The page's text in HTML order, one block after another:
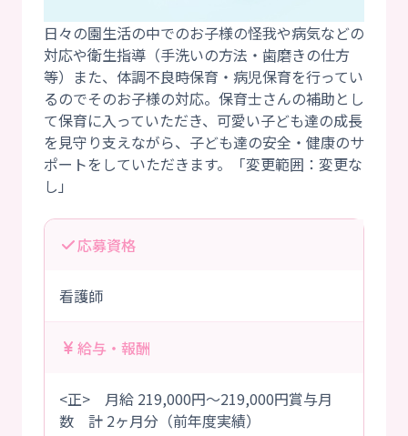
日々の園生活の中でのお子様の怪我や病気などの
対応や衛生指導（手洗いの方法・歯磨きの仕方
等）また、体調不良時保育・病児保育を行ってい
るのでそのお子様の対応。保育士さんの補助とし
て保育に入っていただき、可愛い子ども達の成長
を見守り支えながら、子ども達の安全・健康のサ
ポートをしていただきます。「変更範囲：変更な
応募資格
看護師
給与・報酬
<正> 月給 219,000円～219,000円賞与月
数 計 2ヶ月分（前年度実績）